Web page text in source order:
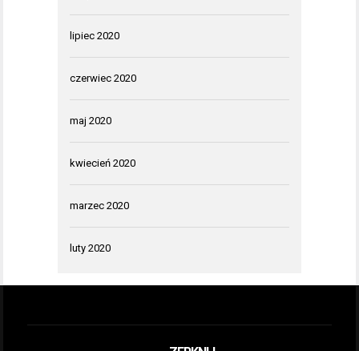
lipiec 2020
czerwiec 2020
maj 2020
kwiecień 2020
marzec 2020
luty 2020